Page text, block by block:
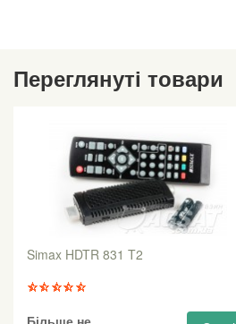
Переглянуті товари
Simax HDTR 831 T2